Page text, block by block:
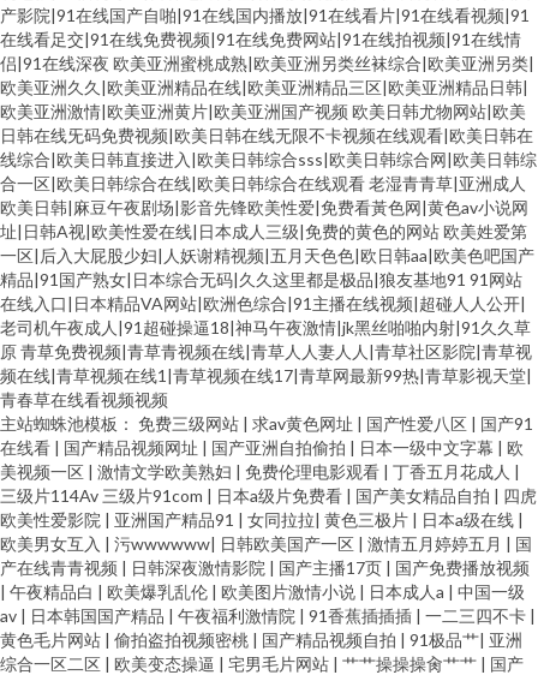
产影院|91在线国产自啪|91在线国内播放|91在线看片|91在线看视频|91
在线看足交|91在线免费视频|91在线免费网站|91在线拍视频|91在线情
侣|91在线深夜 欧美亚洲蜜桃成熟|欧美亚洲另类丝袜综合|欧美亚洲另类|
欧美亚洲久久|欧美亚洲精品在线|欧美亚洲精品三区|欧美亚洲精品日韩|
欧美亚洲激情|欧美亚洲黄片|欧美亚洲国产视频 欧美日韩尤物网站|欧美
日韩在线旡码免费视频|欧美日韩在线无限不卡视频在线观看|欧美日韩在
线综合|欧美日韩直接进入|欧美日韩综合sss|欧美日韩综合网|欧美日韩综
合一区|欧美日韩综合在线|欧美日韩综合在线观看老湿青青草|亚洲成人
欧美日韩|麻豆午夜剧场|影音先锋欧美性爱|免费看黃色网|黄色av小说网
址|日韩A视|欧美性爱在线|日本成人三级|免费的黄色的网站欧美姓爱第
一区|后入大屁股少妇|人妖谢精视频|五月天色色|欧日韩aa|欧美色吧国产
精品|91国产熟女|日本综合无码|久久这里都是极品|狼友基地91 91网站
在线入口|日本精品VA网站|欧洲色综合|91主播在线视频|超碰人人公开|
老司机午夜成人|91超碰操逼18|神马午夜激情|jk黑丝啪啪内射|91久久草
原青草免费视频|青草青视频在线|青草人人妻人人|青草社区影院|青草视
频在线|青草视频在线1|青草视频在线17|青草网最新99热|青草影视天堂|
青春草在线看视频视频
主站蜘蛛池模板： 免费三级网站 | 求av黄色网址 | 国产性爱八区 | 国产91
在线看 | 国产精品视频网址 | 国产亚洲自拍偷拍 | 日本一级中文字幕 | 欧
美视频一区 | 激情文学欧美熟妇 | 免费伦理电影观看 | 丁香五月花成人 |
三级片114Av 三级片91com | 日本a级片免费看 | 国产美女精品自拍 | 四虎
欧美性爱影院 | 亚洲国产精品91 | 女同拉拉| 黄色三极片 | 日本a级在线 |
欧美男女互入 | 污wwwwww| 日韩欧美国产一区 | 激情五月婷婷五月 | 国
产在线青青视频 | 日韩深夜激情影院 | 国产主播17页 | 国产免费播放视频
| 午夜精品白 | 欧美爆乳乱伦 | 欧美图片激情小说 | 日本成人a | 中国一级
av | 日本韩国国产精品 | 午夜福利激情院 | 91香蕉插插插 | 一二三四不卡 |
黄色毛片网站 | 偷拍盗拍视频密桃 | 国产精品视频自拍 | 91极品艹| 亚洲
综合一区二区 | 欧美变态操逼 | 宅男毛片网站 | 艹艹操操操肏艹艹 | 国产